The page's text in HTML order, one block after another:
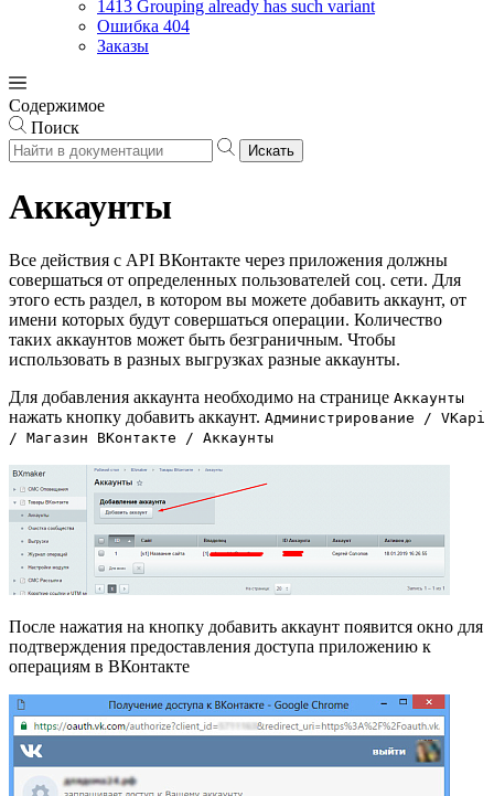
1413 Grouping already has such variant
Ошибка 404
Заказы
Содержимое
Поиск
Искать
Аккаунты
Все действия с API ВКонтакте через приложения должны
совершаться от определенных пользователей соц. сети. Для
этого есть раздел, в котором вы можете добавить аккаунт, от
имени которых будут совершаться операции. Количество
таких аккаунтов может быть безграничным. Чтобы
использовать в разных выгрузках разные аккаунты.
Для добавления аккаунта необходимо на странице Аккаунты
нажать кнопку добавить аккаунт. Администрирование / VKapi
/ Магазин ВКонтакте / Аккаунты
После нажатия на кнопку добавить аккаунт появится окно для
подтверждения предоставления доступа приложению к
операциям в ВКонтакте